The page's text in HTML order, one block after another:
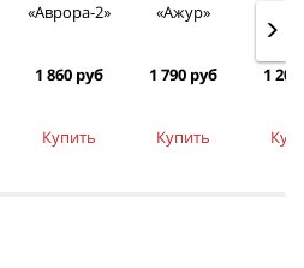
«Аврора-2»
1 860 руб
Купить
«Ажур»
1 790 руб
Купить
1